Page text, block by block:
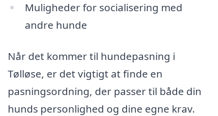
Muligheder for socialisering med
andre hunde
Når det kommer til hundepasning i
Tølløse, er det vigtigt at finde en
pasningsordning, der passer til både din
hunds personlighed og dine egne krav.